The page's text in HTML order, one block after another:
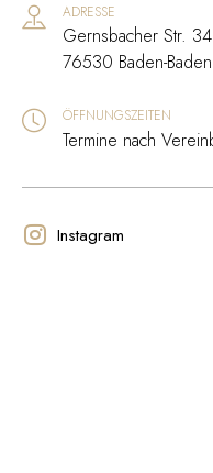
ADRESSE
Gernsbacher Str. 34
76530 Baden-Baden
ÖFFNUNGSZEITEN
Termine nach
Instagram